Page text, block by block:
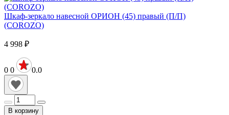
Шкаф-зеркало навесной ОРИОН (45) правый (П/П)
(COROZO)
4 998 ₽
0 0 0.0
В корзину